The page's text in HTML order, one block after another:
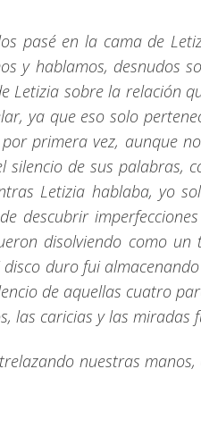
pasé en la cama de
y hablamos, desnudos
Letizia sobre la relación
ya que eso solo
primera vez, aunque
de sus palabras,
Letizia hablaba, yo
descubrir
disolviendo como
duro fui
de aquellas cuatro
las caricias y las miradas
nuestras